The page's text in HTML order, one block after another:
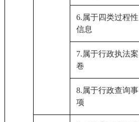
6.属于四类过程性
信息
7.属于行政执法案
卷
8.属于行政查询事
项